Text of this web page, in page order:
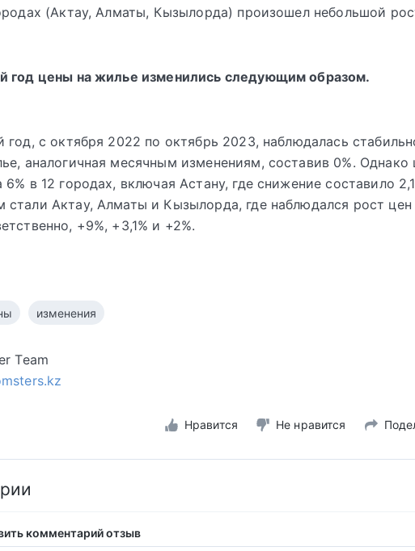
(Актау, Алматы, Кызылорда) произошел небольшой
год цены на жилье изменились следующим образом.
год, с октября 2022 по октябрь 2023, наблюдалась
аналогичная месячным изменениям, составив 0%. Однако
6% в 12 городах, включая Астану, где снижение составило
стали Актау, Алматы и Кызылорда, где наблюдался рост цен
+9%, +3,1% и +2%.
изменения
Team
Нравится Не нравится
комментарий отзыв